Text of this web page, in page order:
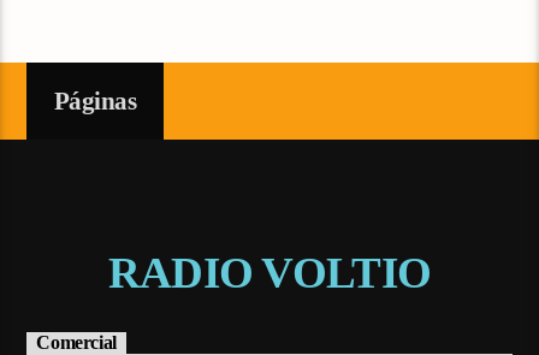
Páginas
RADIO VOLTIO
Comercial